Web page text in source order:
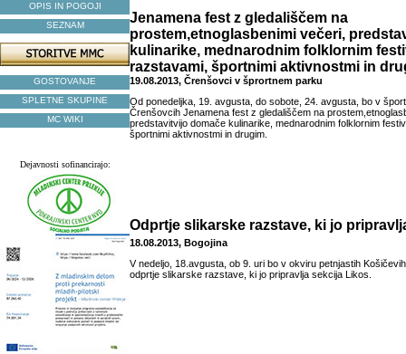
OPIS IN POGOJI
SEZNAM
GOSTOVANJE
SPLETNE SKUPINE
MC WIKI
Dejavnosti sofinancirajo:
Jenamena fest z gledališčem na
prostem,etnoglasbenimi večeri,
kulinarike, mednarodnim folklornim
razstavami, športnimi aktivnostmi in
19.08.2013, Črenšovci v šprortnem parku
Od ponedeljka, 19. avgusta, do sobote, 24. avgusta, bo v
Črenšovcih Jenamena fest z gledališčem na
predstavitvijo domače kulinarike, mednarodnim folklornim
športnimi aktivnostmi in drugim.
Odprtje slikarske razstave, ki jo
18.08.2013, Bogojina
V nedeljo, 18.avgusta, ob 9. uri bo v okviru petnjastih
odprtje slikarske razstave, ki jo pripravlja sekcija Likos.